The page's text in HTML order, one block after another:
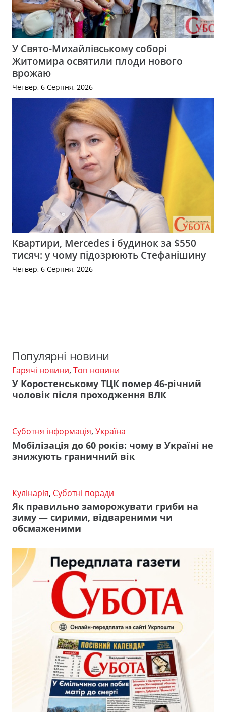
У Свято-Михайлівському соборі
Житомира освятили плоди нового
врожаю
Четвер, 6 Серпня, 2026
Квартири, Mercedes і будинок за $550
тисяч: у чому підозрюють Стефанішину
Четвер, 6 Серпня, 2026
Популярні новини
Гарячі новини, Топ новини
У Коростенському ТЦК помер 46-річний
чоловік після проходження ВЛК
Суботня інформація, Україна
Мобілізація до 60 років: чому в Україні не
знижують граничний вік
Кулінарія, Суботні поради
Як правильно заморожувати гриби на
зиму — сирими, відвареними чи
обсмаженими